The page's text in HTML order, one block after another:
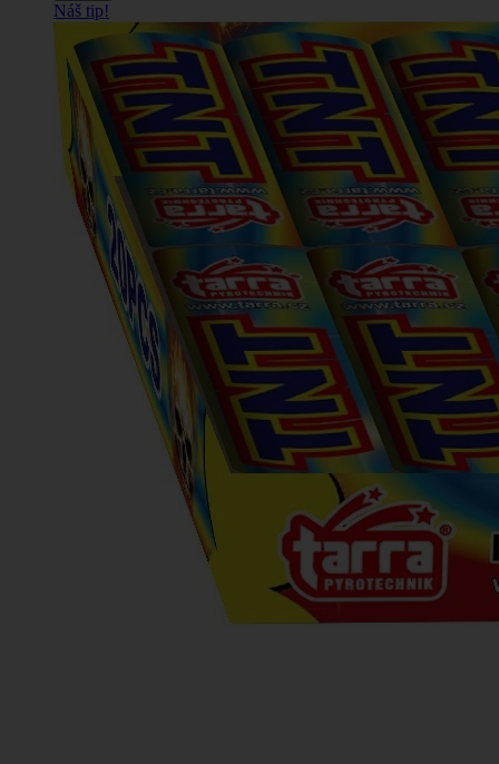
Náš tip!